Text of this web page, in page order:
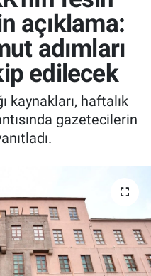
açıklama:
adımları
edilecek
kaynakları, haftalık
gazetecilerin